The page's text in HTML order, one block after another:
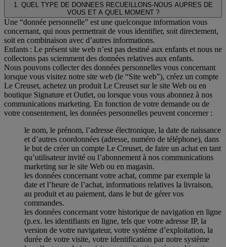
1. QUEL TYPE DE DONNEES RECUEILLONS-NOUS AUPRES DE
VOUS ET A QUEL MOMENT ?
Une “donnée personnelle” est une quelconque information vous
concernant, qui nous permettrait de vous identifier, soit directement,
soit en combinaison avec d’autres informations.
Enfants : Le présent site web n’est pas destiné aux enfants et nous ne
collectons pas sciemment des données relatives aux enfants.
Nous pouvons collecter des données personnelles vous concernant
lorsque vous visitez notre site web (le “Site web”), créez un compte
Le Creuset, achetez un produit Le Creuset sur le site Web ou en
boutique Signature et Outlet, ou lorsque vous vous abonnez à nos
communications marketing. En fonction de votre demande ou de
votre consentement, les données personnelles peuvent concerner :
le nom, le prénom, l’adresse électronique, la date de naissance
et d’autres coordonnées (adresse, numéro de téléphone), dans
le but de créer un compte Le Creuset, de faire un achat en tant
qu’utilisateur invité ou l’abonnement à nos communications
marketing sur le site Web ou en magasin.
les données concernant votre achat, comme par exemple la
date et l’heure de l’achat, informations relatives la livraison,
au produit et au paiement, dans le but de gérer vos
commandes.
les données concernant votre historique de navigation en ligne
(p.ex. les identifiants en ligne, tels que votre adresse IP, la
version de votre navigateur, votre système d’exploitation, la
durée de votre visite, votre identification par notre système